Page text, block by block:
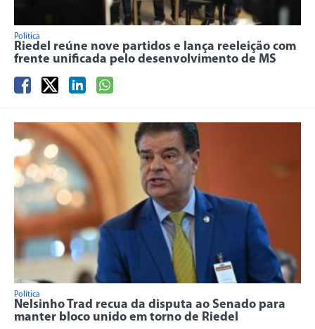
Política
Riedel reúne nove partidos e lança reeleição com
frente unificada pelo desenvolvimento de MS
Política
Nelsinho Trad recua da disputa ao Senado para
manter bloco unido em torno de Riedel